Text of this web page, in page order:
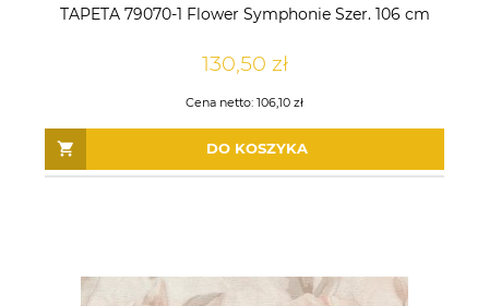
TAPETA 79070-1 Flower Symphonie Szer. 106 cm
130,50 zł
Cena netto: 106,10 zł
DO KOSZYKA